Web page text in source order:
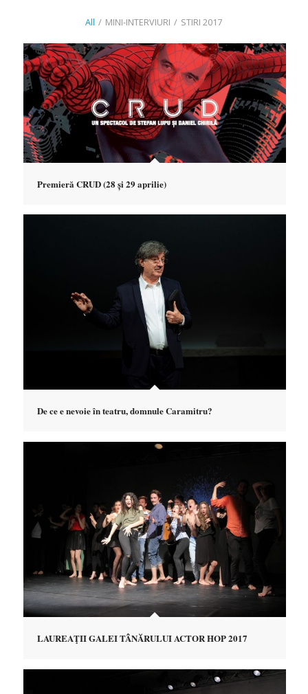
All / MINI-INTERVIURI / STIRI 2017
Premieră CRUD (28 și 29 aprilie)
De ce e nevoie în teatru, domnule Caramitru?
LAUREAŢII GALEI TÂNĂRULUI ACTOR HOP 2017